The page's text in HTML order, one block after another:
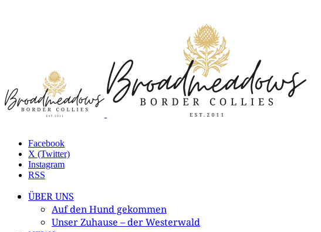
Facebook
X (Twitter)
Instagram
RSS
ÜBER UNS
Auf den Hund gekommen
Unser Zuhause – der Westerwald